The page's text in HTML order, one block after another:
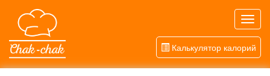
Калькулятор калорий